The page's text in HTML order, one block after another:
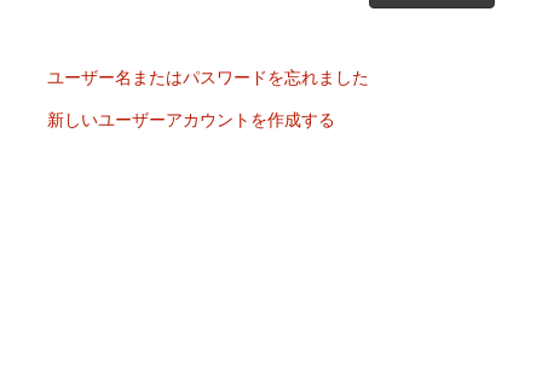
ユーザー名またはパスワードを忘れました
新しいユーザーアカウントを作成する